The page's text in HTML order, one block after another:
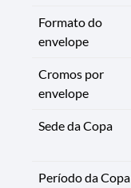
Formato do
envelope
Cromos por
envelope
Sede da Copa
Período da Copa